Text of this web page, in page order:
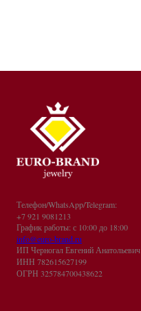
Телефон/WhatsApp/Telegram:
+7 921 9081213
График работы: с 10:00 до 18:00
info@euro-brand.ru
ИП Черногал Евгений Анатольевич
ИНН 782615627199
ОГРН 325784700438622